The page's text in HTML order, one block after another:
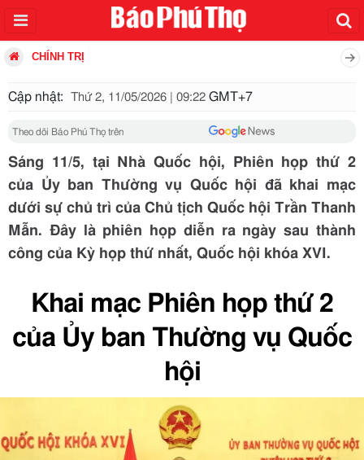
CHÍNH TRỊ
Cập nhật: Thứ 2, 11/05/2026 | 09:22 GMT+7
Theo dõi Báo Phú Thọ trên
Sáng 11/5, tại Nhà Quốc hội, Phiên họp thứ 2
của Ủy ban Thường vụ Quốc hội đã khai mạc
dưới sự chủ trì của Chủ tịch Quốc hội Trần Thanh
Mẫn. Đây là phiên họp diễn ra ngày sau thành
công của Kỳ họp thứ nhất, Quốc hội khóa XVI.
Khai mạc Phiên họp thứ 2
của Ủy ban Thường vụ Quốc
hội